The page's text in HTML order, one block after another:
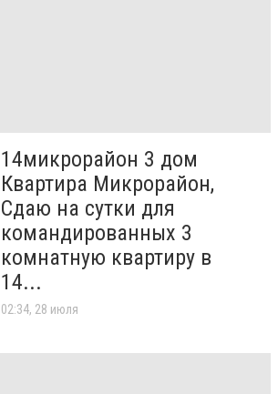
14микрорайон 3 дом
Квартира Микрорайон,
Сдаю на сутки для
командированных 3
комнатную квартиру в
14...
02:34, 28 июля